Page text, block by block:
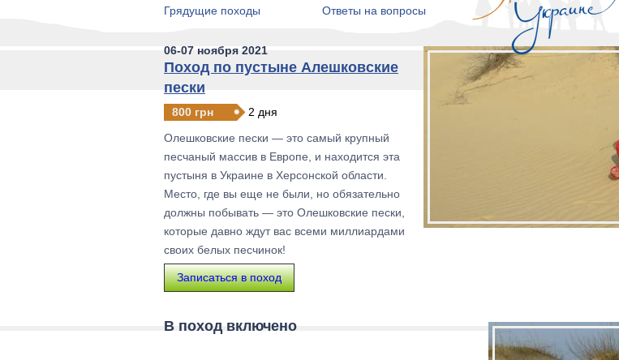
Грядущие походы
Ответы на вопросы
06-07 ноября 2021
Поход по пустыне Алешковские
пески
800 грн
2 дня
Олешковские пески — это самый крупный
песчаный массив в Европе, и находится эта
пустыня в Украине в Херсонской области.
Место, где вы еще не были, но обязательно
должны побывать — это Олешковские пески,
которые давно ждут вас всеми миллиардами
своих белых песчинок!
Записаться в поход
В поход включено